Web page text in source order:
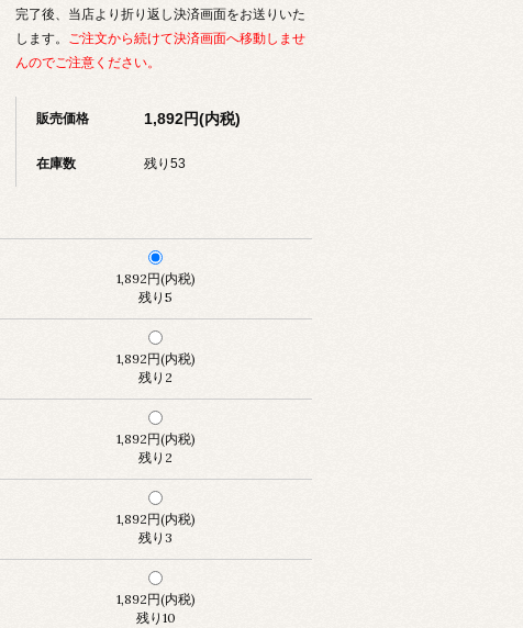
完了後、当店より折り返し決済画面をお送りいた
します。 ご注文から続けて決済画面へ移動しませ
んのでご注意ください。
販売価格 1,892円(内税)
在庫数 残り53
1,892円(内税)
残り5
1,892円(内税)
残り2
1,892円(内税)
残り2
1,892円(内税)
残り3
1,892円(内税)
残り10